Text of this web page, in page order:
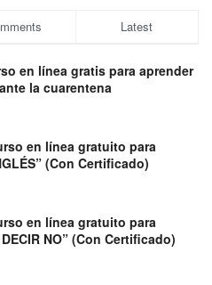
Latest
en línea gratis para aprender
la cuarentena
en línea gratuito para
(Con Certificado)
en línea gratuito para
DECIR NO” (Con Certificado)